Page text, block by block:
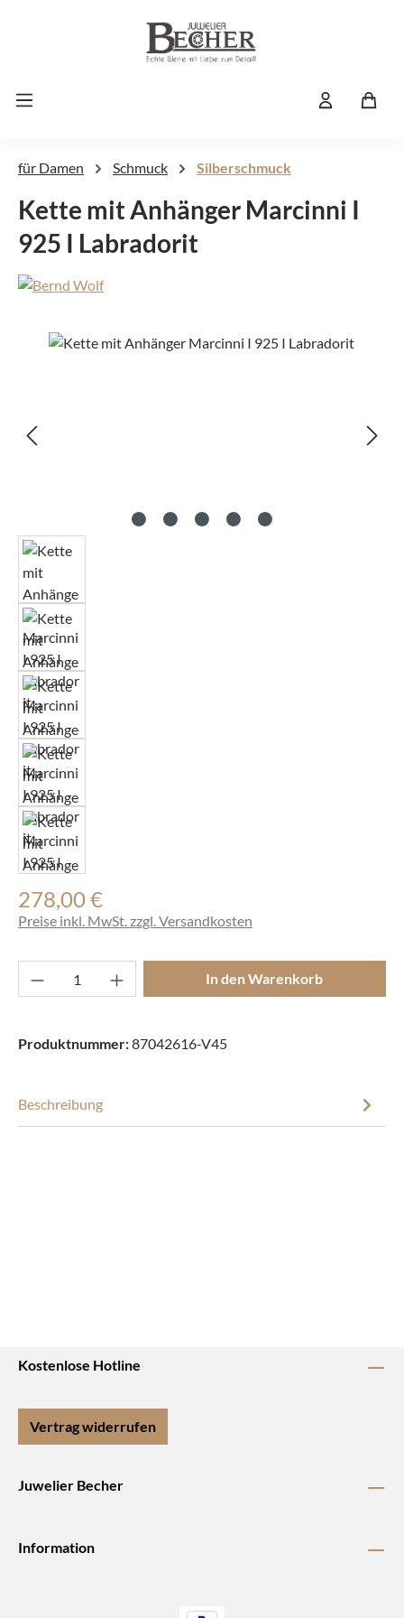
Zum Hauptinhalt springen
für Damen Schmuck Silberschmuck
Kette mit Anhänger Marcinni I
925 I Labradorit
Bildergalerie überspringen
Regulärer Preis:
278,00 €
Preise inkl. MwSt. zzgl. Versandkosten
Produkt Anzahl: Gib den gewünschten
In den Warenkorb
Produktnummer:87042616-V45
Beschreibung
Kostenlose Hotline
Vertrag widerrufen
Juwelier Becher
Information